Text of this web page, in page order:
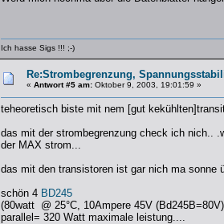
Ich hasse Sigs !!! ;-)
Re:Strombegrenzung,
« Antwort #5 am: Oktober 9, 2003, 19:01:59 »
teheoretisch biste mit nem [gut
das mit der strombegrenzung check ich nich..
der MAX strom...
das mit den transistoren ist gar nich ma sonne
schön 4 BD245
(80watt @ 25°C, 10Ampere 45V
parallel= 320 Watt maximale leistung....